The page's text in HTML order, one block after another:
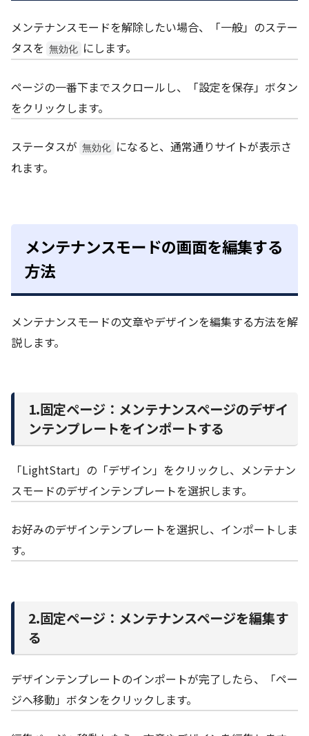
メンテナンスモードを解除したい場合、「一般」のステー
タスを 無効化 にします。
ページの一番下までスクロールし、「設定を保存」ボタン
をクリックします。
ステータスが 無効化 になると、通常通りサイトが表示さ
れます。
メンテナンスモードの画面を編集する
方法
メンテナンスモードの文章やデザインを編集する方法を解
説します。
1.固定ページ：メンテナンスページのデザイ
ンテンプレートをインポートする
「LightStart」の「デザイン」をクリックし、メンテナン
スモードのデザインテンプレートを選択します。
お好みのデザインテンプレートを選択し、インポートしま
す。
2.固定ページ：メンテナンスページを編集す
る
デザインテンプレートのインポートが完了したら、「ペー
ジへ移動」ボタンをクリックします。